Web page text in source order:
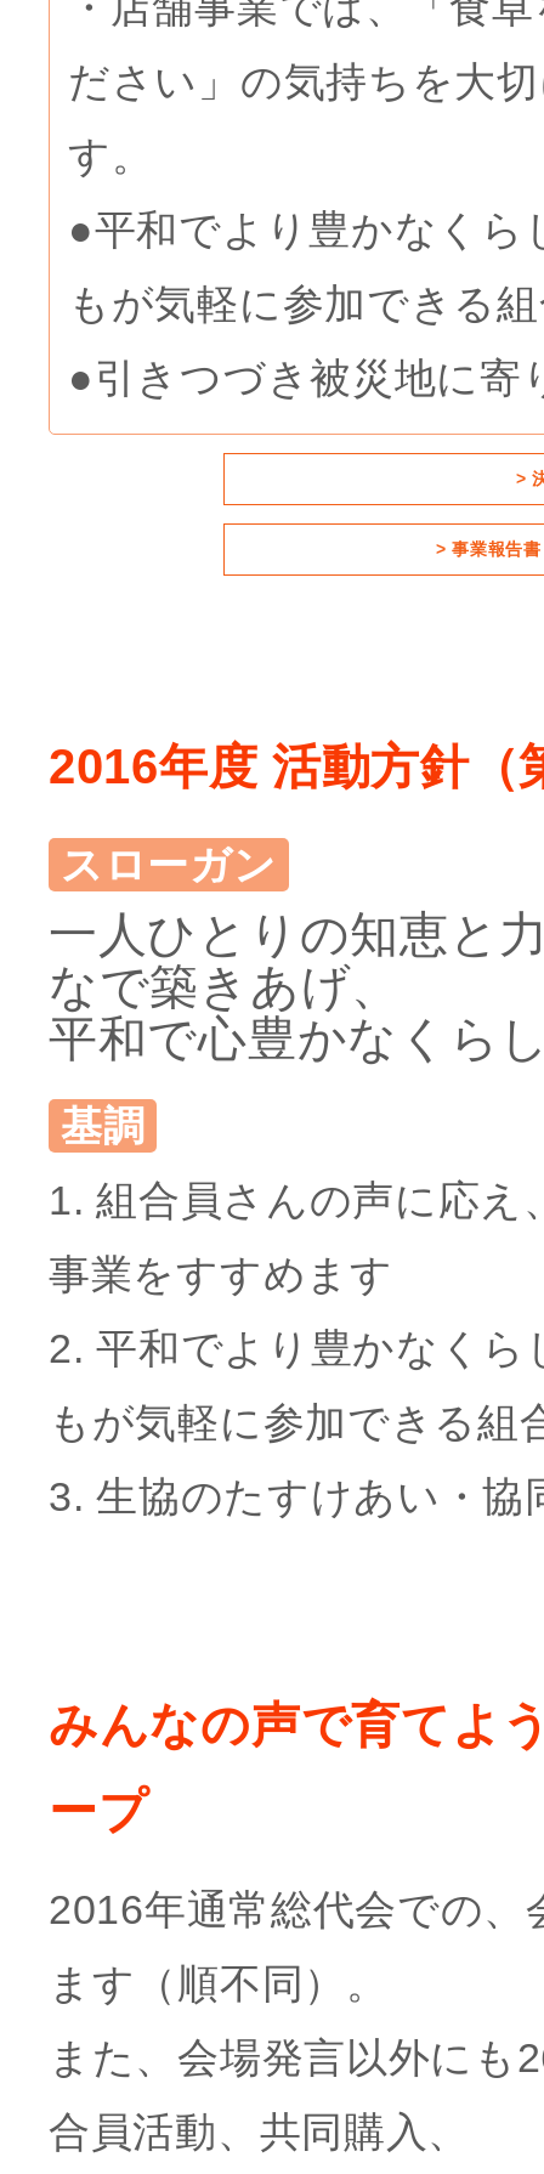
ださい」の気持ちを大
す。
●平和でより豊かなく
もが気軽に参加できる
●引きつづき被災地に寄
>
> 事業報告
2016年度 活動方針（
スローガン
一人ひとりの知恵と
なで築きあげ、
平和で心豊かなくら
基調
1. 組合員さんの声に応
事業をすすめます
2. 平和でより豊かなく
もが気軽に参加できる組
3. 生協のたすけあい・
みんなの声で育てよ
ープ
2016年通常総代会での
ます（順不同）。
また、会場発言以外にも
合員活動、共同購入、